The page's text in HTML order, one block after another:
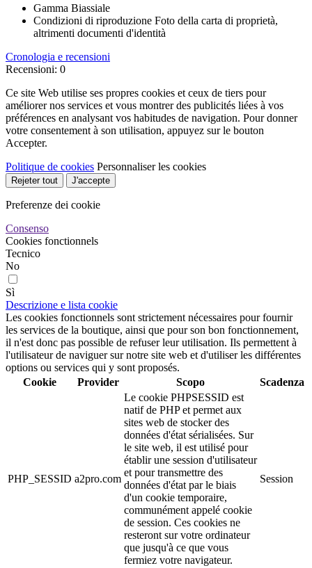
Gamma Biassiale
Condizioni di riproduzione Foto della carta di proprietà,
altrimenti documenti d'identità
Cronologia e recensioni
Recensioni: 0
Ce site Web utilise ses propres cookies et ceux de tiers pour
améliorer nos services et vous montrer des publicités liées à vos
préférences en analysant vos habitudes de navigation. Pour donner
votre consentement à son utilisation, appuyez sur le bouton
Accepter.
Politique de cookies Personnaliser les cookies
Rejeter tout J'accepte
Preferenze dei cookie
Consenso
Cookies fonctionnels
Tecnico
No
Sì
Descrizione e lista cookie
Les cookies fonctionnels sont strictement nécessaires pour fournir
les services de la boutique, ainsi que pour son bon fonctionnement,
il n'est donc pas possible de refuser leur utilisation. Ils permettent à
l'utilisateur de naviguer sur notre site web et d'utiliser les différentes
options ou services qui y sont proposés.
Cookie
Provider Scopo Scadenza
PHP_SESSID a2pro.com
Le cookie PHPSESSID est
natif de PHP et permet aux
sites web de stocker des
données d'état sérialisées. Sur
le site web, il est utilisé pour
établir une session d'utilisateur
et pour transmettre des
données d'état par le biais
d'un cookie temporaire,
communément appelé cookie
de session. Ces cookies ne
resteront sur votre ordinateur
que jusqu'à ce que vous
fermiez votre navigateur.
Session